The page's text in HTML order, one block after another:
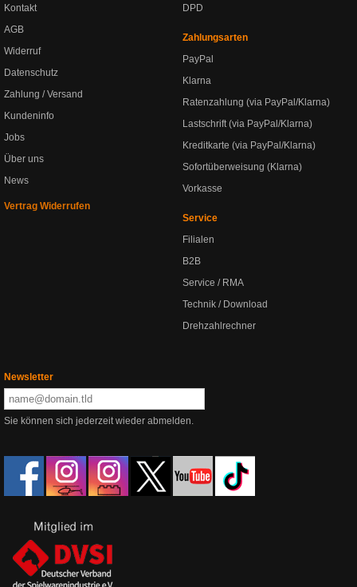
Kontakt
AGB
Widerruf
Datenschutz
Zahlung / Versand
Kundeninfo
Jobs
Über uns
News
Vertrag Widerrufen
DPD
Zahlungsarten
PayPal
Klarna
Ratenzahlung (via PayPal/Klarna)
Lastschrift (via PayPal/Klarna)
Kreditkarte (via PayPal/Klarna)
Sofortüberweisung (Klarna)
Vorkasse
Service
Filialen
B2B
Service / RMA
Technik / Download
Drehzahlrechner
Newsletter
Sie können sich jederzeit wieder abmelden.